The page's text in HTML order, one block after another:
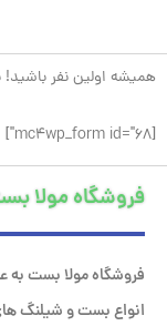
همیشه اولین نفر باشید!
[mc4wp_form id="68"]
فروشگاه مولا
فروشگاه مولا بست به
انواع بست و شیلنگ